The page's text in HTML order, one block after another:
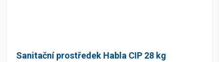
Sanitační prostředek Habla CIP 28 kg